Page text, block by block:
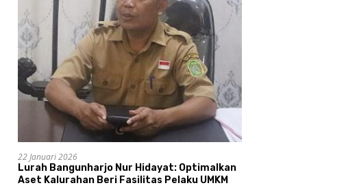
22 Januari 2026
Lurah Bangunharjo Nur Hidayat: Optimalkan
Aset Kalurahan Beri Fasilitas Pelaku UMKM